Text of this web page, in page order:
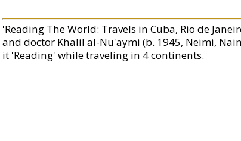
'Reading The World: Travels in Cuba, Rio de
and doctor Khalil al-Nu'aymi (b. 1945, Neimi,
it 'Reading' while traveling in 4 continents.